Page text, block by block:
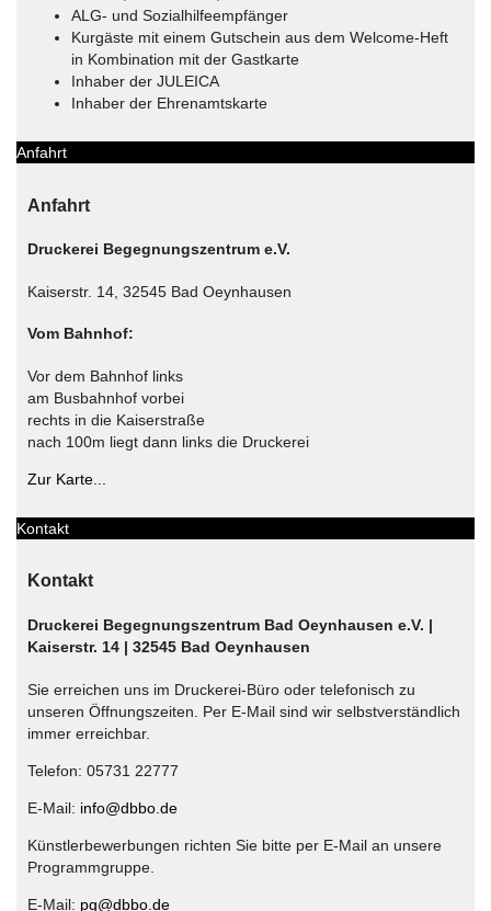
ALG- und Sozialhilfeempfänger
Kurgäste mit einem Gutschein aus dem Welcome-Heft
in Kombination mit der Gastkarte
Inhaber der JULEICA
Inhaber der Ehrenamtskarte
Anfahrt
Anfahrt
Druckerei Begegnungszentrum e.V.
Kaiserstr. 14, 32545 Bad Oeynhausen
Vom Bahnhof:
Vor dem Bahnhof links
am Busbahnhof vorbei
rechts in die Kaiserstraße
nach 100m liegt dann links die Druckerei
Zur Karte...
Kontakt
Kontakt
Druckerei Begegnungszentrum Bad Oeynhausen e.V. |
Kaiserstr. 14 | 32545 Bad Oeynhausen
Sie erreichen uns im Druckerei-Büro oder telefonisch zu
unseren Öffnungszeiten. Per E-Mail sind wir selbstverständlich
immer erreichbar.
Telefon: 05731 22777
E-Mail: info@dbbo.de
Künstlerbewerbungen richten Sie bitte per E-Mail an unsere
Programmgruppe.
E-Mail: pg@dbbo.de